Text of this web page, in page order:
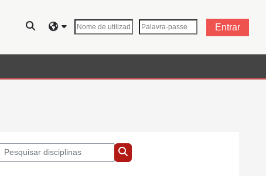
Alternar a entrada da pesquisa Entrar
Pesquisar disciplinas
Pesquisar disciplinas